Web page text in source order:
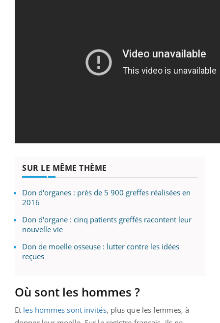
SUR LE MÊME THÈME
Don d'organes : près de 5 900 greffes réalisées en
2016
Don d'organe : cinq patients greffés racontent leur
nouvelle vie
Don de moelle osseuse : lutter contre les idées
reçues
Où sont les hommes ?
Et les hommes sont invités, plus que les femmes, à